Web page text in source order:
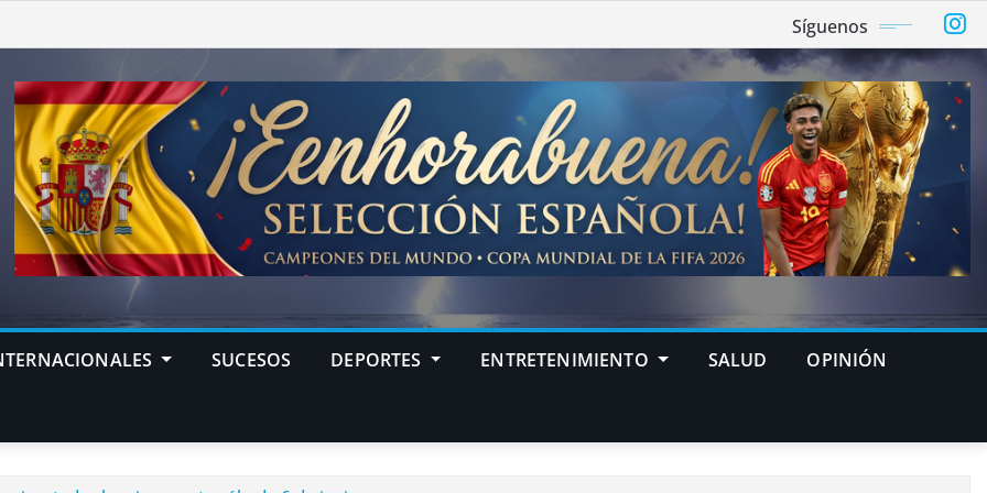
Síguenos
SUCESOS DEPORTES ENTRETENIMIENTO SALUD OPINIÓN